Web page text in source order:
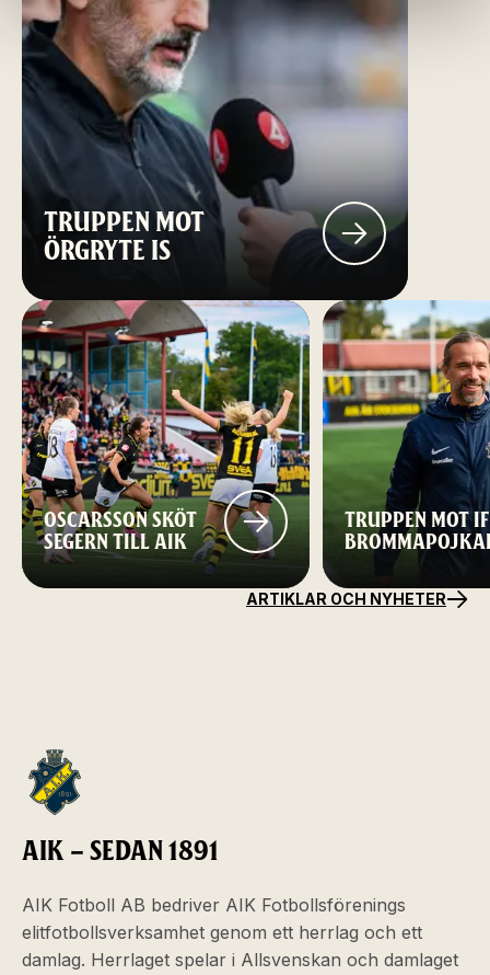
TRUPPEN MOT
ÖRGRYTE IS
OSCARSSON SKÖT
SEGERN TILL AIK
TRUPPEN MOT IF
ARTIKLAR OCH NYHETER
AIK – SEDAN 1891
AIK Fotboll AB bedriver AIK Fotbollsförenings
elitfotbollsverksamhet genom ett herrlag och ett
damlag. Herrlaget spelar i Allsvenskan och damlaget